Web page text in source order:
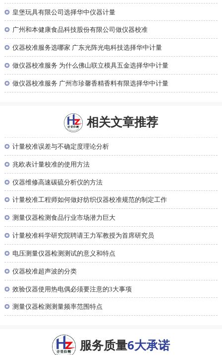
◎ 皇堡玩具有限公司选择华中仪器计量
◎ 广州和本健康食品科技股份有限公司做仪器校准
◎ 仪器校准服务选哪家 广东光阵光电科技选择华中计量
◎ 做仪器校准服务 为什么佛山联立模具五金选择华中计量
◎ 做仪器校准服务 广州市珍馨香精香料有限选择华中计量
相关文章推荐
◎ 计量校准误差与不确定度理论分析
◎ 兆欧表计量校准的使用方法
◎ 仪器维修高速碳硫分析仪的方法
◎ 计量校准工程师如何做好纺织仪器校准规范的制定工作
◎ 测量仪器检测食品行业市场潜力巨大
◎ 计量校准科学研究院聘请王力军教授为首席研究员
◎ 电压测量仪器检测测试的意义和特点
◎ 仪器校准超声波的分类
◎ 效验仪器使用热电偶必须要注意的3大事项
◎ 测量仪器检测测量频率范围特点
服务质量6大承诺